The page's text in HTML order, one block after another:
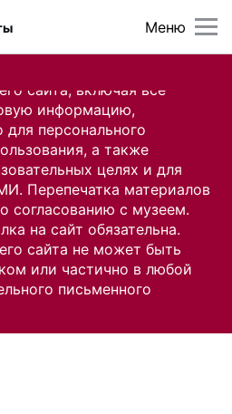
сайта, включая все
информацию,
для персонального
а также
целях и для
Перепечатка материалов
согласованию с музеем.
на сайт обязательна.
сайта не может быть
или частично в любой
письменного
Меню